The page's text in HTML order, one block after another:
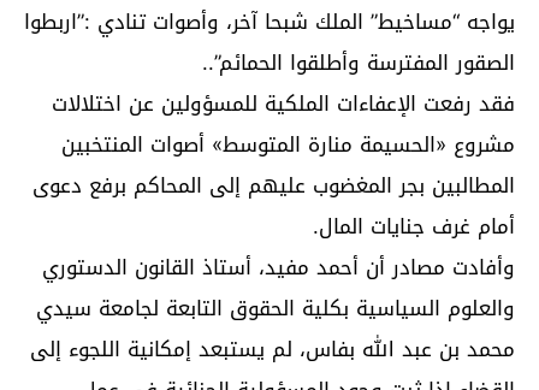
يواجه “مساخيط” الملك شبحا آخر، وأصوات تنادي :”اربطوا
الصقور المفترسة وأطلقوا الحمائم”..
فقد رفعت الإعفاءات الملكية للمسؤولين عن اختلالات
مشروع «الحسيمة منارة المتوسط» أصوات المنتخبين
المطالبين بجر المغضوب عليهم إلى المحاكم برفع دعوى
أمام غرف جنايات المال.
وأفادت مصادر أن أحمد مفيد، أستاذ القانون الدستوري
والعلوم السياسية بكلية الحقوق التابعة لجامعة سيدي
محمد بن عبد الله بفاس، لم يستبعد إمكانية اللجوء إلى